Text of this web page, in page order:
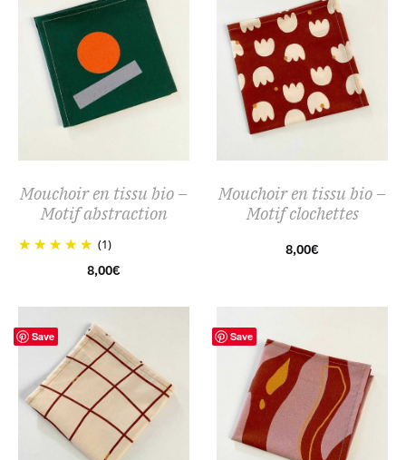
Mouchoir en tissu bio –
Motif abstraction
(1)
8,00€
Mouchoir en tissu bio –
Motif clochettes
8,00€
Save Save